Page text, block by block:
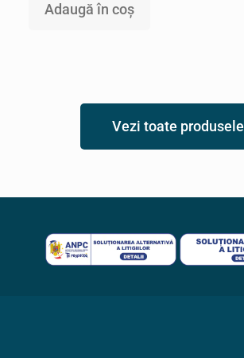
Adaugă în coș
Vezi toate produsele